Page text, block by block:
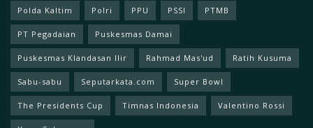
Polda Kaltim Polri PPU PSSI PTMB
PT Pegadaian Puskesmas Damai
Puskesmas Klandasan Ilir Rahmad Mas'ud Ratih Kusuma
Sabu-sabu Seputarkata.com Super Bowl
The Presidents Cup Timnas Indonesia Valentino Rossi